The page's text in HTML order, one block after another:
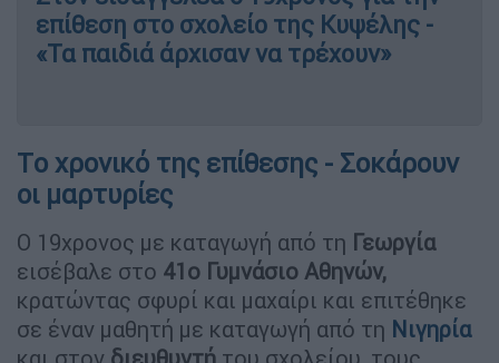
επίθεση στο σχολείο της Κυψέλης -
«Τα παιδιά άρχισαν να τρέχουν»
Τo χρονικό της επίθεσης - Σοκάρουν
οι μαρτυρίες
O 19χρονος με καταγωγή από τη Γεωργία
εισέβαλε στο 41ο Γυμνάσιο Αθηνών,
κρατώντας σφυρί και μαχαίρι και επιτέθηκε
σε έναν μαθητή με καταγωγή από τη Νιγηρία